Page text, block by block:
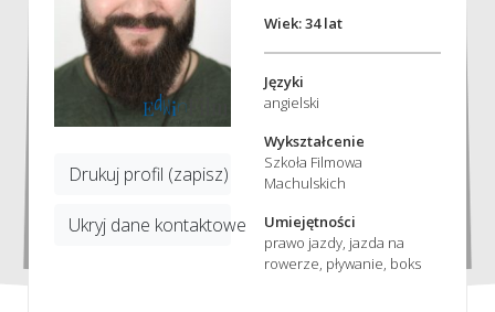
Drukuj profil (zapisz)
Ukryj dane kontaktowe
Wiek: 34 lat
Języki
angielski
Wykształcenie
Szkoła Filmowa
Machulskich
Umiejętności
prawo jazdy, jazda na
rowerze, pływanie, boks